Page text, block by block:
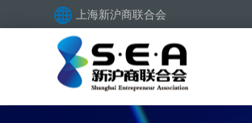
上海新沪商联合会